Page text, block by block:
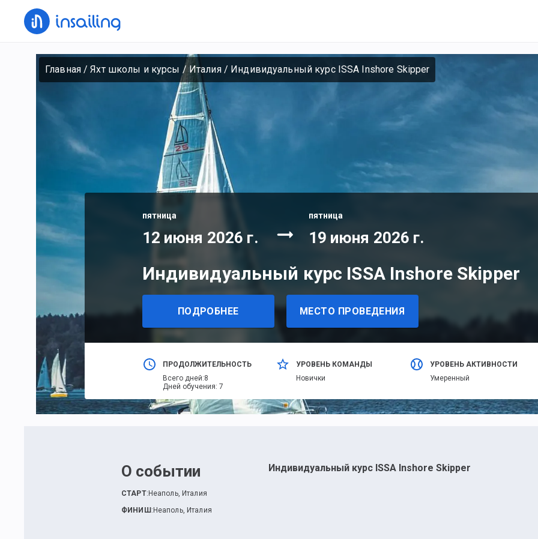
Главная/Яхт школы и курсы /Италия/ Индивидуальный курс ISSA Inshore Skipper
пятница
12 июня 2026 г.
пятница
19 июня 2026 г.
Индивидуальный курс ISSA Inshore Skipper
ПОДРОБНЕЕ МЕСТО ПРОВЕДЕНИЯ
ПРОДОЛЖИТЕЛЬНОСТЬ
Всего дней:8
Дней обучения: 7
УРОВЕНЬ КОМАНДЫ
Новички
УРОВЕНЬ АКТИВНОСТИ
Умеренный
О событии
СТАРТ: Неаполь, Италия
ФИНИШ : Неаполь, Италия
Индивидуальный курс ISSA Inshore Skipper